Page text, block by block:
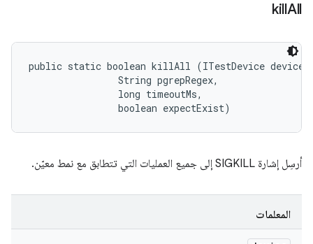
killAll
public static boolean killAll (ITestDevice
                String pgrepRegex,
                long timeoutMs,
                boolean expectExist)
أرسِل إشارة SIGKILL إلى جميع العمليات التي تتطابق مع نمط معيّن.
المعلمات